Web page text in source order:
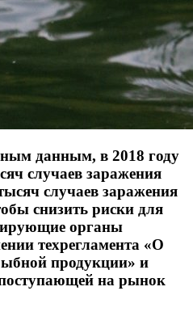
данным, в 2018 году
случаев заражения
случаев заражения
снизить риски для
органы
техрегламента «О
продукции» и
на рынок